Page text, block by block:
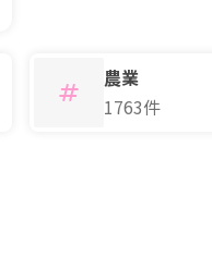
農業
1763件